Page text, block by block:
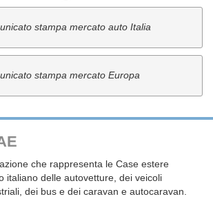
stampa mercato auto Italia
stampa mercato Europa
che rappresenta le Case estere
italiano delle autovetture, dei veicoli
dei bus e dei caravan e autocaravan.